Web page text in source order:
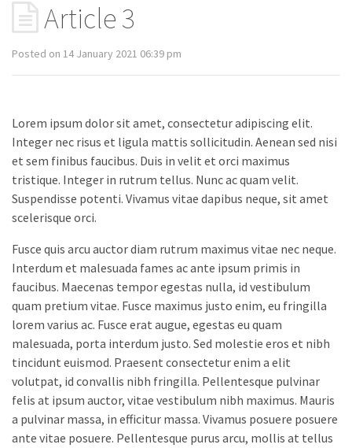
Article 3
Posted on 14 January 2021 06:39 pm
Lorem ipsum dolor sit amet, consectetur adipiscing elit.
Integer nec risus et ligula mattis sollicitudin. Aenean sed nisi
et sem finibus faucibus. Duis in velit et orci maximus
tristique. Integer in rutrum tellus. Nunc ac quam velit.
Suspendisse potenti. Vivamus vitae dapibus neque, sit amet
scelerisque orci.
Fusce quis arcu auctor diam rutrum maximus vitae nec neque.
Interdum et malesuada fames ac ante ipsum primis in
faucibus. Maecenas tempor egestas nulla, id vestibulum
quam pretium vitae. Fusce maximus justo enim, eu fringilla
lorem varius ac. Fusce erat augue, egestas eu quam
malesuada, porta interdum justo. Sed molestie eros et nibh
tincidunt euismod. Praesent consectetur enim a elit
volutpat, id convallis nibh fringilla. Pellentesque pulvinar
felis at ipsum auctor, vitae vestibulum nibh maximus. Mauris
a pulvinar massa, in efficitur massa. Vivamus posuere posuere
ante vitae posuere. Pellentesque purus arcu, mollis at tellus